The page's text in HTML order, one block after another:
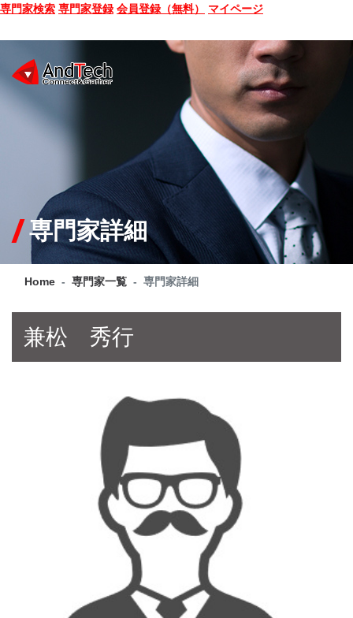
専門家検索 専門家登録 会員登録（無料） マイページ
CONSULTING
SERVICE
COMPANY
Q&A
専門家詳細
Home 専門家一覧 専門家詳細
兼松 秀行